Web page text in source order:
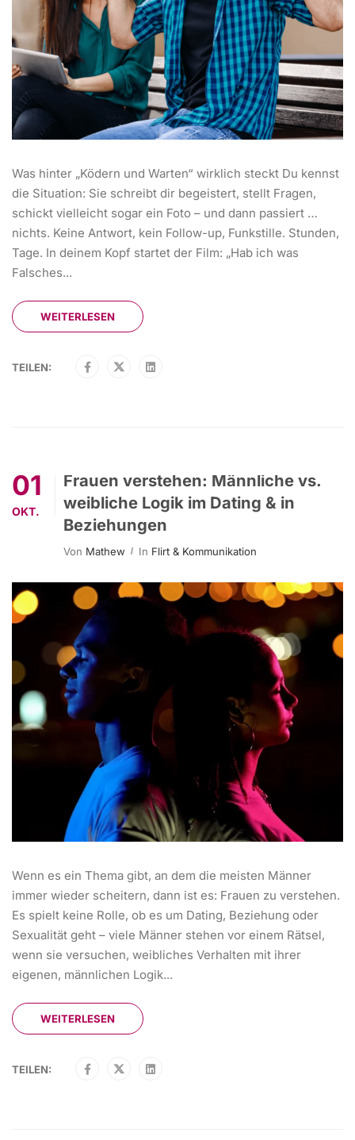
Was hinter „Ködern und Warten“ wirklich steckt Du kennst
die Situation: Sie schreibt dir begeistert, stellt Fragen,
schickt vielleicht sogar ein Foto – und dann passiert …
nichts. Keine Antwort, kein Follow-up, Funkstille. Stunden,
Tage. In deinem Kopf startet der Film: „Hab ich was
Falsches...
WEITERLESEN
TEILEN:
01
OKT.
Frauen verstehen: Männliche vs.
weibliche Logik im Dating & in
Beziehungen
Von Mathew In Flirt & Kommunikation
Wenn es ein Thema gibt, an dem die meisten Männer
immer wieder scheitern, dann ist es: Frauen zu verstehen.
Es spielt keine Rolle, ob es um Dating, Beziehung oder
Sexualität geht – viele Männer stehen vor einem Rätsel,
wenn sie versuchen, weibliches Verhalten mit ihrer
eigenen, männlichen Logik...
WEITERLESEN
TEILEN: